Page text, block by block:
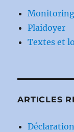
Monitoring
Plaidoyer
Textes et
ARTICLES